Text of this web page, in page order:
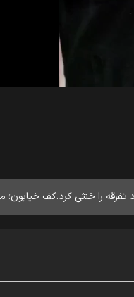
را خنثی کرد.کف خیابون؛